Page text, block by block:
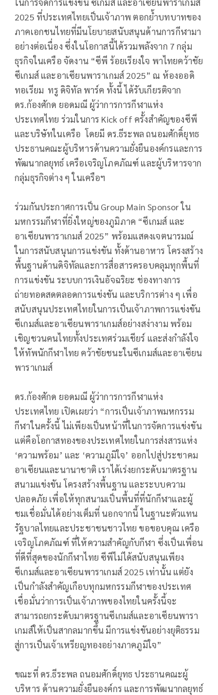
ในการจัดการแข่งขัน ซีเกมส์ และอาเซียนพาราเกมส์
2025 ที่ประเทศไทยเป็นเจ้าภาพ ตอกย้ำบทบาทของ
ภาคเอกชนไทยที่มีนโยบายสนับสนุนด้านการกีฬามา
อย่างต่อเนื่อง ซึ่งในโอกาสนี้ได้รวมพลังจาก 7 กลุ่ม
ธุรกิจในเครือ จัดงาน “ซีพี ร้อยเรียงใจ พาไทยคว้าชัย
ซีเกมส์ และอาเซียนพาราเกมส์ 2025” ณ ห้องออดิ
ทอเรียม ทรู ดิจิทัล พาร์ค ทั้งนี้ ได้รับเกียรติจาก
ดร.ก้องศักด ยอดมณี ผู้ว่าการการกีฬาแห่ง
ประเทศไทย ร่วมในการ Kick off ครั้งสำคัญของซีพี
และบริษัทในเครือ โดยมี ดร.ธีระพล ถนอมศักดิ์ยุทธ
ประธานคณะผู้บริหารด้านความยั่งยืนองค์กรและการ
พัฒนากลยุทธ์ เครือเจริญโภคภัณฑ์ และผู้บริหารจาก
กลุ่มธุรกิจต่าง ๆ ในเครือฯ
ร่วมกันประกาศการเป็น Group Main Sponsor ใน
มหกรรมกีฬาที่ยิ่งใหญ่ของภูมิภาค “ซีเกมส์ และ
อาเซียนพาราเกมส์ 2025” พร้อมแสดงเจตนารมณ์
ในการสนับสนุนการแข่งขัน ทั้งด้านอาหาร โครงสร้าง
พื้นฐานด้านดิจิทัลและการสื่อสารครอบคลุมทุกพื้นที่
การแข่งขัน ระบบการเงินอัจฉริยะ ช่องทางการ
ถ่ายทอดสดตลอดการแข่งขัน และบริการต่าง ๆ เพื่อ
สนับสนุนประเทศไทยในการเป็นเจ้าภาพการแข่งขัน
ซีเกมส์และอาเซียนพาราเกมส์อย่างสง่างาม พร้อม
เชิญชวนคนไทยทั้งประเทศร่วมเชียร์ และส่งกำลังใจ
ให้ทัพนักกีฬาไทย คว้าชัยชนะในซีเกมส์และอาเซียน
พาราเกมส์
ดร.ก้องศักด ยอดมณี ผู้ว่าการการกีฬาแห่ง
ประเทศไทย เปิดเผยว่า “การเป็นเจ้าภาพมหกรรม
กีฬาในครั้งนี้ ไม่เพียงเป็นหน้าที่ในการจัดการแข่งขัน
แต่คือโอกาสทองของประเทศไทยในการส่งสารแห่ง
‘ความพร้อม’ และ ‘ความภูมิใจ’ ออกไปสู่ประชาคม
อาเซียนและนานาชาติ เราได้เร่งยกระดับมาตรฐาน
สนามแข่งขัน โครงสร้างพื้นฐาน และระบบความ
ปลอดภัย เพื่อให้ทุกสนามเป็นพื้นที่ที่นักกีฬาและผู้
ชมเชื่อมั่นได้อย่างเต็มที่ นอกจากนี้ ในฐานะตัวแทน
รัฐบาลไทยและประชาชนชาวไทย ขอขอบคุณ เครือ
เจริญโภคภัณฑ์ ที่ให้ความสำคัญกับกีฬา ซึ่งเป็นเพื่อน
ที่ดีที่สุดของนักกีฬาไทย ซีพีไม่ได้สนับสนุนเพียง
ซีเกมส์และอาเซียนพาราเกมส์ 2025 เท่านั้น แต่ยัง
เป็นกำลังสำคัญเกือบทุกมหกรรมกีฬาของประเทศ
เชื่อมั่นว่าการเป็นเจ้าภาพของไทยในครั้งนี้จะ
สามารถยกระดับมาตรฐานซีเกมส์และอาเซียนพารา
เกมส์ให้เป็นสากลมากขึ้น มีการแข่งขันอย่างยุติธรรม
สู่การเป็นเจ้าเหรียญทองอย่างภาคภูมิใจ”
ขณะที่ ดร.ธีระพล ถนอมศักดิ์ยุทธ ประธานคณะผู้
บริหาร ด้านความยั่งยืนองค์กร และการพัฒนากลยุทธ์